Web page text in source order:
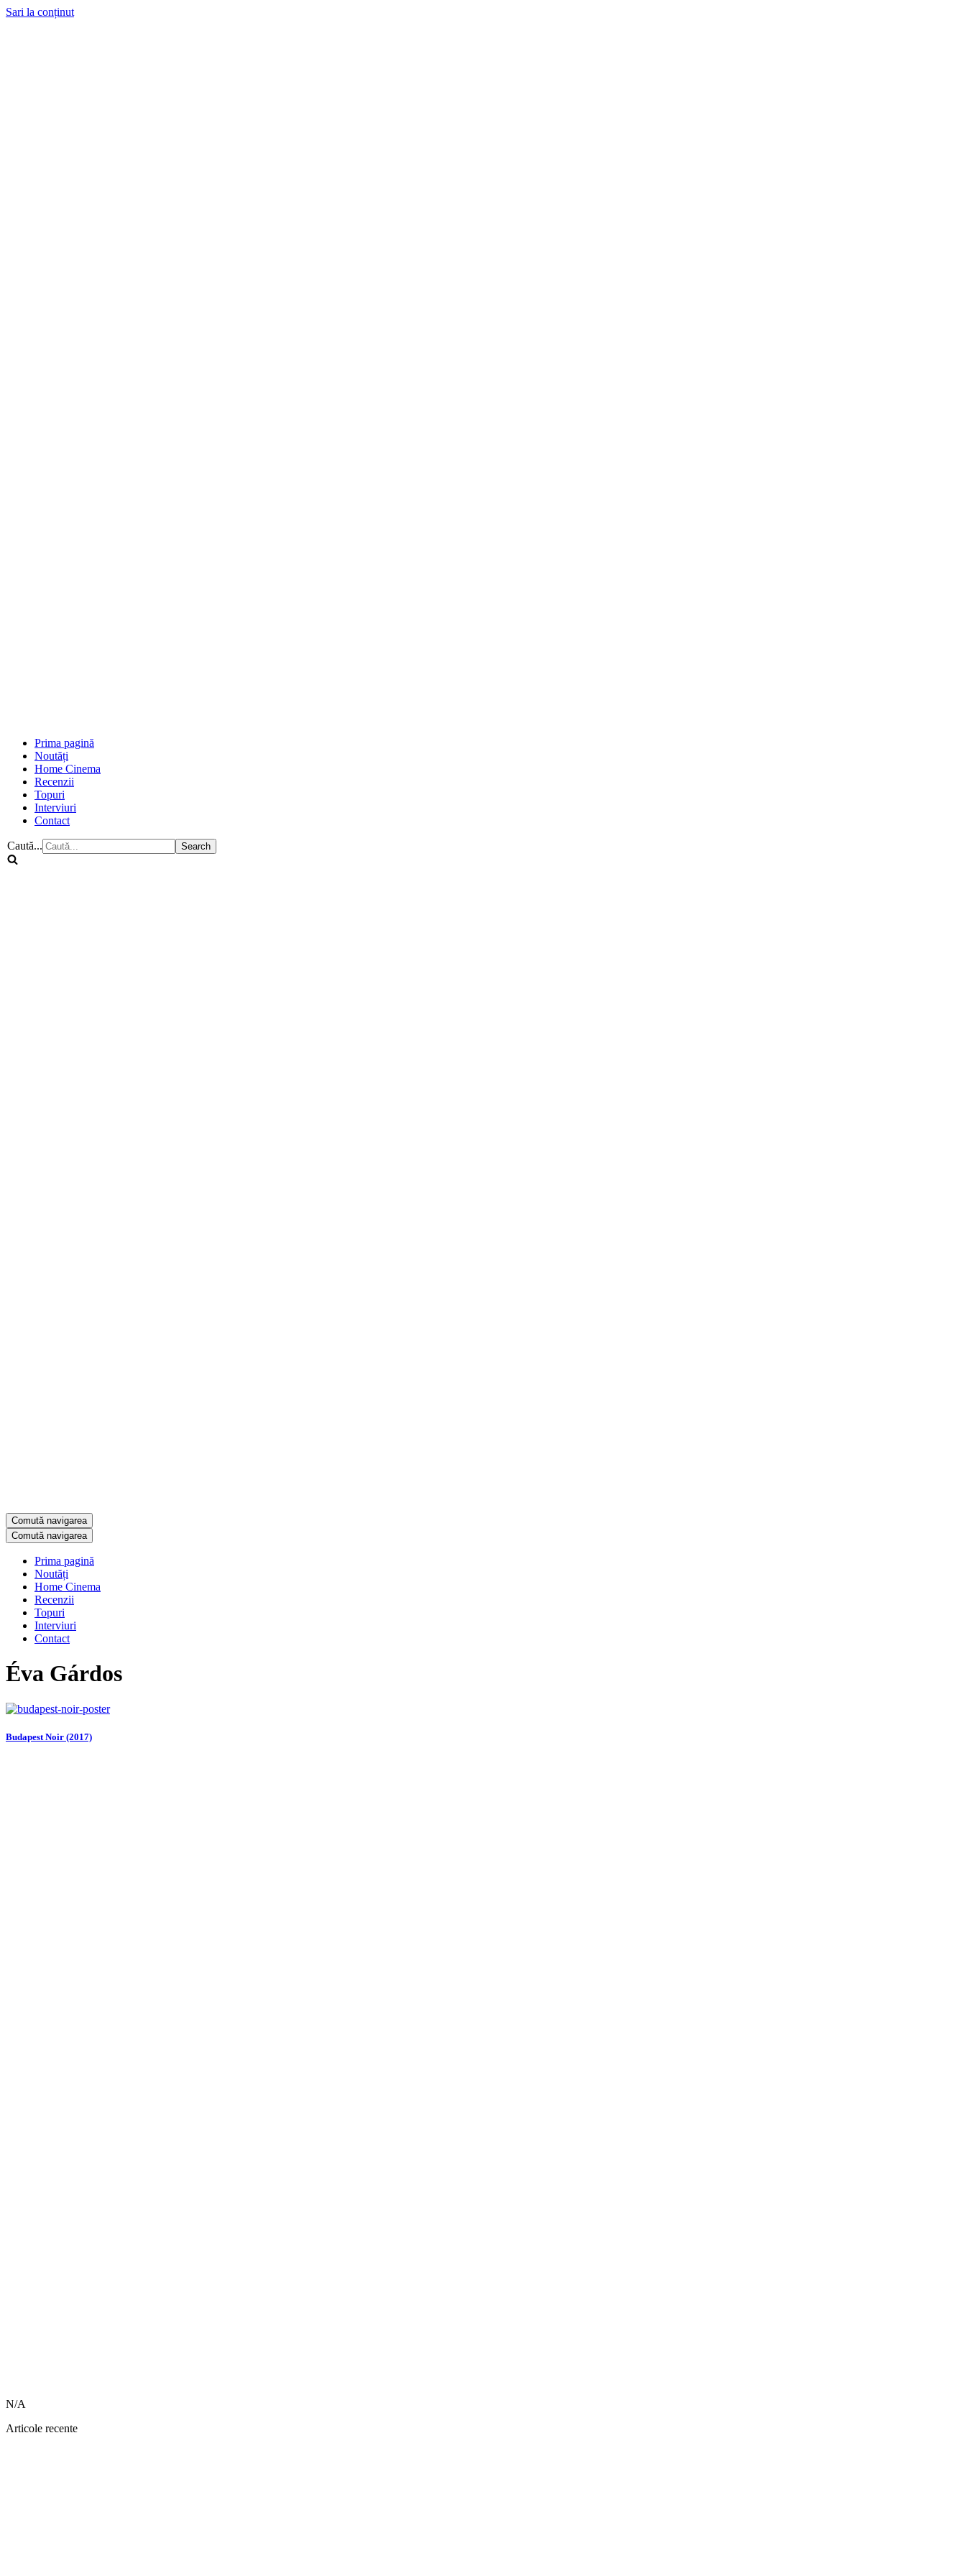
Sari la conținut
Prima pagină
Noutăți
Home Cinema
Recenzii
Topuri
Interviuri
Contact
Caută...
Comută navigarea
Comută navigarea
Prima pagină
Noutăți
Home Cinema
Recenzii
Topuri
Interviuri
Contact
Éva Gárdos
Budapest Noir (2017)
N/A
Articole recente